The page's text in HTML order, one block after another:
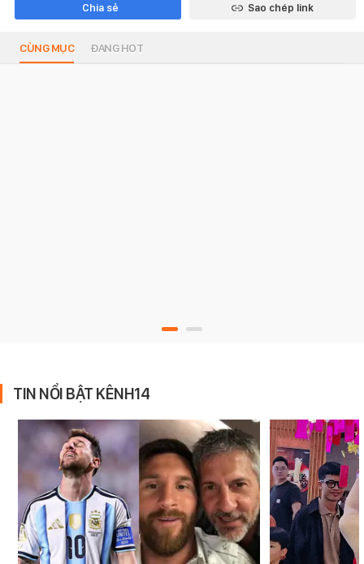
Chia sẻ Sao chép link
CÙNG MỤC ĐANG HOT
TIN NỔI BẬT KÊNH14